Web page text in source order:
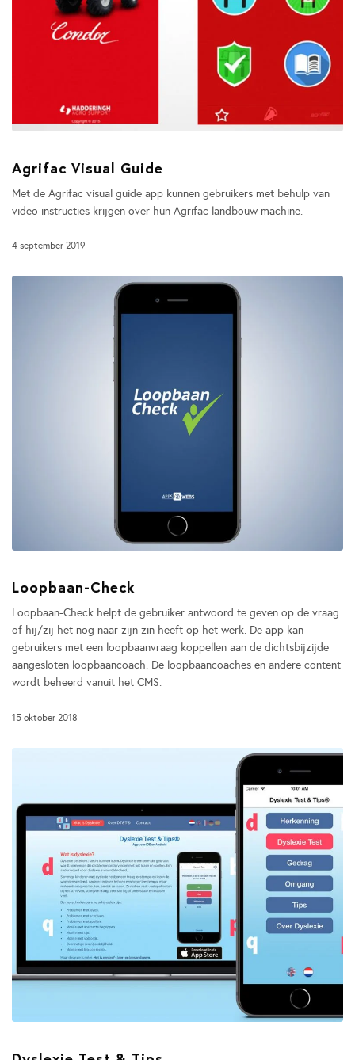
Agrifac Visual Guide
Met de Agrifac visual guide app kunnen gebruikers met behulp van
video instructies krijgen over hun Agrifac landbouw machine.
4 september 2019
Loopbaan-Check
Loopbaan-Check helpt de gebruiker antwoord te geven op de vraag
of hij/zij het nog naar zijn zin heeft op het werk. De app kan
gebruikers met een loopbaanvraag koppellen aan de dichtsbijzijde
aangesloten loopbaancoach. De loopbaancoaches en andere content
wordt beheerd vanuit het CMS.
15 oktober 2018